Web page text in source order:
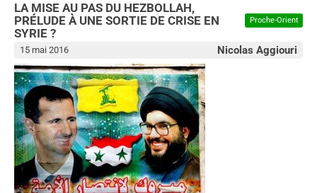
Proche-Orient
LA MISE AU PAS DU HEZBOLLAH,
PRÉLUDE À UNE SORTIE DE CRISE EN
SYRIE ?
Nicolas Aggiouri
15 mai 2016